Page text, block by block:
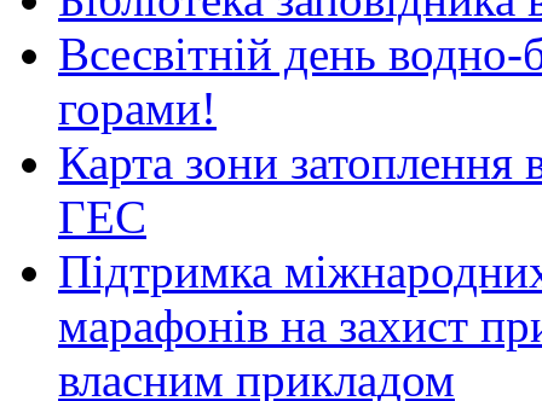
Всесвітній день
горами!
Карта зони затоплення
ГЕС
Підтримка
марафонів на захист
власним прикладом